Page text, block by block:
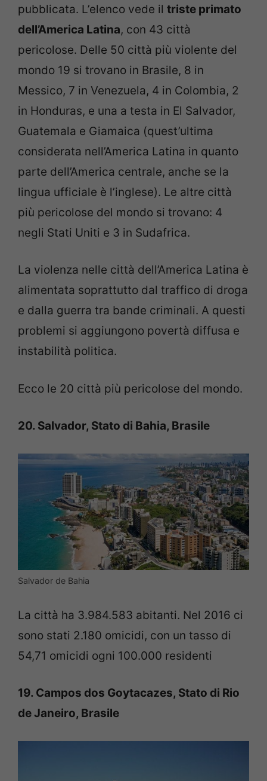
pubblicata. L’elenco vede il triste primato
dell’America Latina, con 43 città
pericolose. Delle 50 città più violente del
mondo 19 si trovano in Brasile, 8 in
Messico, 7 in Venezuela, 4 in Colombia, 2
in Honduras, e una a testa in El Salvador,
Guatemala e Giamaica (quest’ultima
considerata nell’America Latina in quanto
parte dell’America centrale, anche se la
lingua ufficiale è l’inglese). Le altre città
più pericolose del mondo si trovano: 4
negli Stati Uniti e 3 in Sudafrica.
La violenza nelle città dell’America Latina è
alimentata soprattutto dal traffico di droga
e dalla guerra tra bande criminali. A questi
problemi si aggiungono povertà diffusa e
instabilità politica.
Ecco le 20 città più pericolose del mondo.
20. Salvador, Stato di Bahia, Brasile
Salvador de Bahia
La città ha 3.984.583 abitanti. Nel 2016 ci
sono stati 2.180 omicidi, con un tasso di
54,71 omicidi ogni 100.000 residenti
19. Campos dos Goytacazes, Stato di Rio
de Janeiro, Brasile